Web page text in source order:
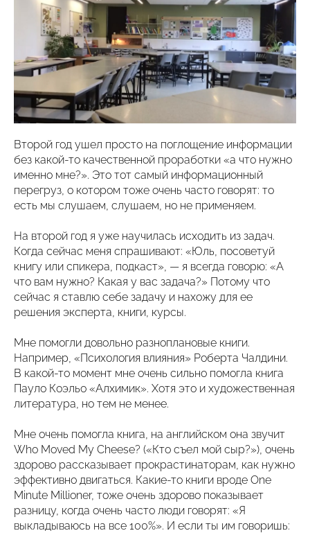
Второй год ушел просто на поглощение информации
без какой-то качественной проработки «а что нужно
именно мне?». Это тот самый информационный
перегруз, о котором тоже очень часто говорят: то
есть мы слушаем, слушаем, но не применяем.
На второй год я уже научилась исходить из задач.
Когда сейчас меня спрашивают: «Юль, посоветуй
книгу или спикера, подкаст», — я всегда говорю: «А
что вам нужно? Какая у вас задача?» Потому что
сейчас я ставлю себе задачу и нахожу для ее
решения эксперта, книги, курсы.
Мне помогли довольно разноплановые книги.
Например, «Психология влияния» Роберта Чалдини.
В какой-то момент мне очень сильно помогла книга
Пауло Коэльо «Алхимик». Хотя это и художественная
литература, но тем не менее.
Мне очень помогла книга, на английском она звучит
Who Moved My Cheese? («Кто съел мой сыр?»), очень
здорово рассказывает прокрастинаторам, как нужно
эффективно двигаться. Какие-то книги вроде One
Minute Millioner, тоже очень здорово показывает
разницу, когда очень часто люди говорят: «Я
выкладываюсь на все 100%». И если ты им говоришь: